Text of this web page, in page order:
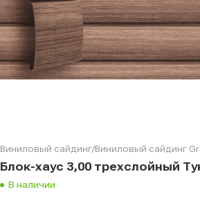
Виниловый сайдинг/Виниловый сайдинг
Блок-хаус 3,00 трехслойный
В наличии